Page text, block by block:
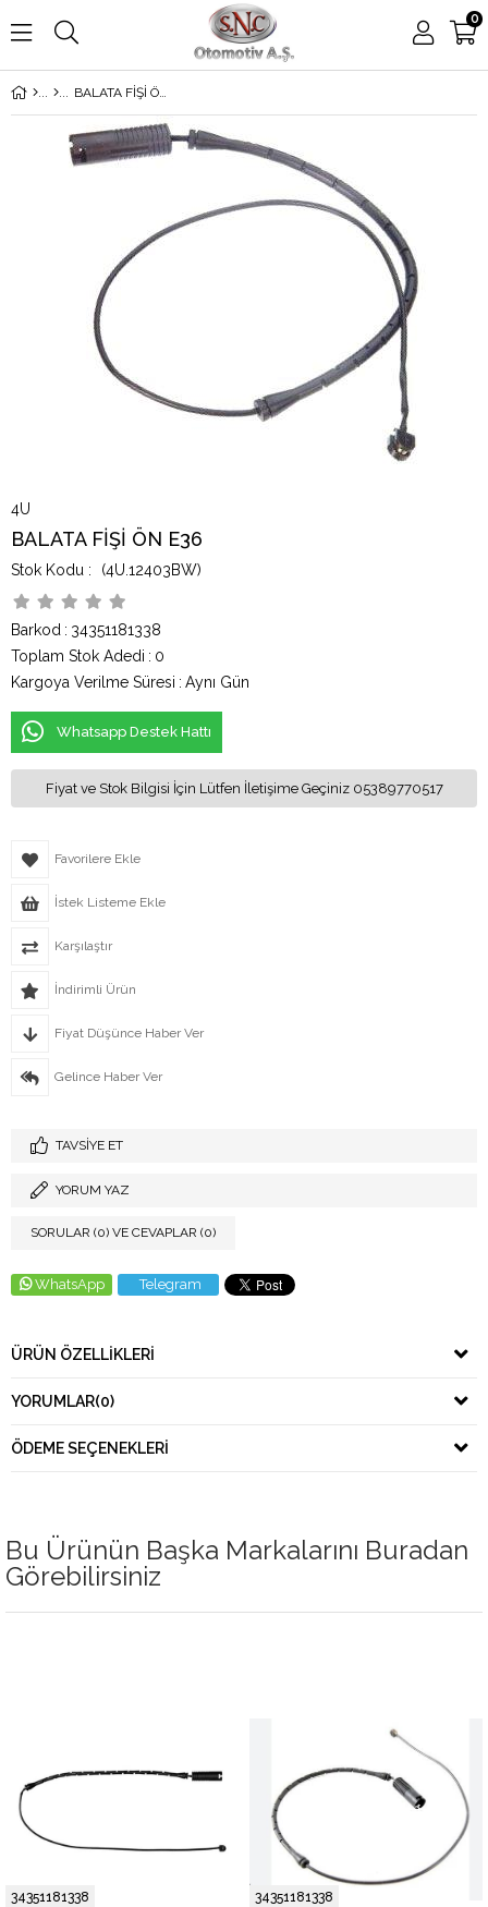
0
BALATA FİŞİ ÖN E36
4U
BALATA FİŞİ ÖN E36
(4U.12403BW)
Barkod : 34351181338
Toplam Stok Adedi : 0
Kargoya Verilme Süresi : Aynı Gün
Whatsapp Destek Hattı
Fiyat ve Stok Bilgisi İçin Lütfen İletişime Geçiniz 05389770517
Favorilere Ekle
İstek Listeme Ekle
Karşılaştır
İndirimli Ürün
Fiyat Düşünce Haber Ver
Gelince Haber Ver
TAVSIYE ET
YORUM YAZ
SORULAR (0) VE CEVAPLAR (0)
WhatsApp Telegram
ÜRÜN ÖZELLIKLERI
YORUMLAR(0)
ÖDEME SEÇENEKLERI
Bu Ürünün Başka Markalarını Buradan
Görebilirsiniz
34351181338 34351181338